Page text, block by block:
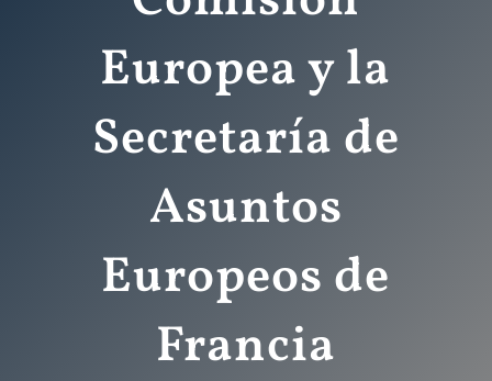
Europea y la
Secretaría de
Asuntos
Europeos de
Francia